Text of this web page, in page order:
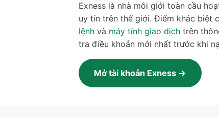
Exness là nhà môi giới toàn cầu
uy tín trên thế giới. Điểm khác biệt
lệnh và máy tính giao dịch trên
tra điều khoản mới nhất trước khi
Mở tài khoản Exness →